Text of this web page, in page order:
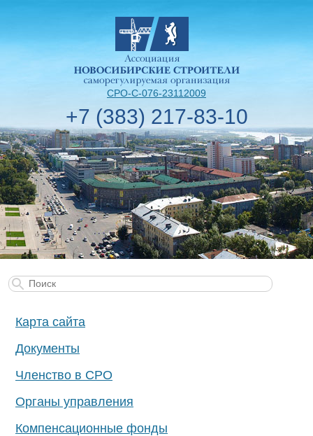
СРО-С-076-23112009
+7 (383) 217-83-10
Карта сайта
Документы
Членство в СРО
Органы управления
Компенсационные фонды